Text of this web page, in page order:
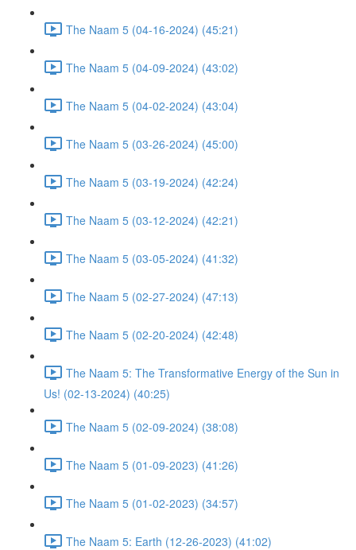
The Naam 5 (04-16-2024) (45:21)
The Naam 5 (04-09-2024) (43:02)
The Naam 5 (04-02-2024) (43:04)
The Naam 5 (03-26-2024) (45:00)
The Naam 5 (03-19-2024) (42:24)
The Naam 5 (03-12-2024) (42:21)
The Naam 5 (03-05-2024) (41:32)
The Naam 5 (02-27-2024) (47:13)
The Naam 5 (02-20-2024) (42:48)
The Naam 5: The Transformative Energy of the Sun in
Us! (02-13-2024) (40:25)
The Naam 5 (02-09-2024) (38:08)
The Naam 5 (01-09-2023) (41:26)
The Naam 5 (01-02-2023) (34:57)
The Naam 5: Earth (12-26-2023) (41:02)